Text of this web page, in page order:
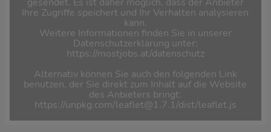
gesendet. Es ist daher möglich, dass der Anbieter
Ihre Zugriffe speichert und Ihr Verhalten analysieren
kann.
Weitere Informationen finden Sie in unserer
Datenschutzerklärung unter:
https://mostjobs.at/datenschutz
Alternativ können Sie auch den folgenden Link
benutzen, der Sie direkt zum Inhalt auf die Website
des Anbieters bringt:
https://unpkg.com/leaflet@1.7.1/dist/leaflet.js